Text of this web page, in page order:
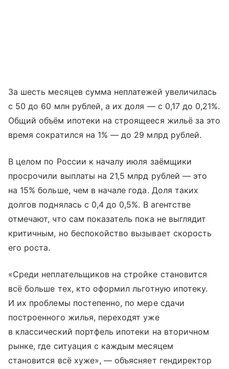
За шесть месяцев сумма неплатежей увеличилась
с 50 до 60 млн рублей, а их доля — с 0,17 до 0,21%.
Общий объём ипотеки на строящееся жильё за это
время сократился на 1% — до 29 млрд рублей.
В целом по России к началу июля заёмщики
просрочили выплаты на 21,5 млрд рублей — это
на 15% больше, чем в начале года. Доля таких
долгов поднялась с 0,4 до 0,5%. В агентстве
отмечают, что сам показатель пока не выглядит
критичным, но беспокойство вызывает скорость
его роста.
«Среди неплательщиков на стройке становится
всё больше тех, кто оформил льготную ипотеку.
И их проблемы постепенно, по мере сдачи
построенного жилья, переходят уже
в классический портфель ипотеки на вторичном
рынке, где ситуация с каждым месяцем
становится всё хуже», — объясняет гендиректор